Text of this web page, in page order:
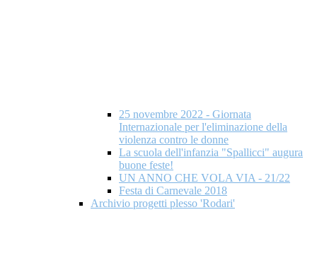
25 novembre 2022 - Giornata
Internazionale per l'eliminazione della
violenza contro le donne
La scuola dell'infanzia "Spallicci" augura
buone feste!
UN ANNO CHE VOLA VIA - 21/22
Festa di Carnevale 2018
Archivio progetti plesso 'Rodari'